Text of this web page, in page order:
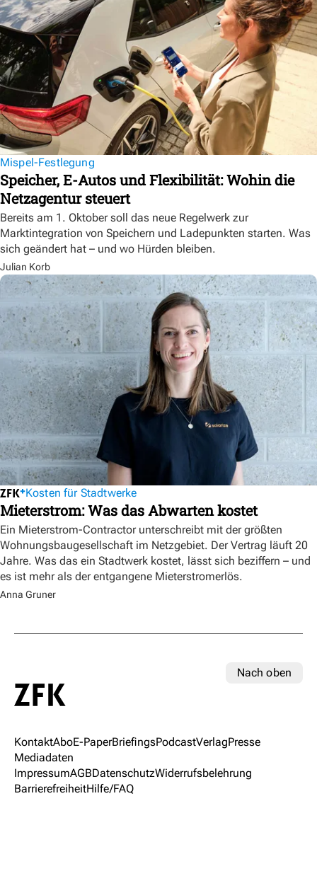
Mispel-Festlegung
Speicher, E-Autos und Flexibilität: Wohin die
Netzagentur steuert
Bereits am 1. Oktober soll das neue Regelwerk zur
Marktintegration von Speichern und Ladepunkten starten. Was
sich geändert hat – und wo Hürden bleiben.
Julian Korb
Kosten für Stadtwerke
Mieterstrom: Was das Abwarten kostet
Ein Mieterstrom-Contractor unterschreibt mit der größten
Wohnungsbaugesellschaft im Netzgebiet. Der Vertrag läuft 20
Jahre. Was das ein Stadtwerk kostet, lässt sich beziffern – und
es ist mehr als der entgangene Mieterstromerlös.
Anna Gruner
Nach oben
KontaktAboE-PaperBriefingsPodcastVerlagPresse
Mediadaten
ImpressumAGBDatenschutzWiderrufsbelehrung
BarrierefreiheitHilfe/FAQ